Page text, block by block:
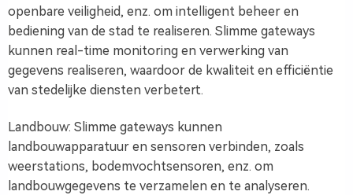
openbare veiligheid, enz. om intelligent beheer en
bediening van de stad te realiseren. Slimme gateways
kunnen real-time monitoring en verwerking van
gegevens realiseren, waardoor de kwaliteit en efficiëntie
van stedelijke diensten verbetert.
Landbouw: Slimme gateways kunnen
landbouwapparatuur en sensoren verbinden, zoals
weerstations, bodemvochtsensoren, enz. om
landbouwgegevens te verzamelen en te analyseren.